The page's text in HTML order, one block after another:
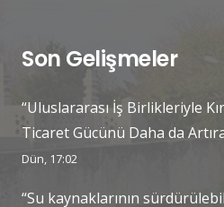
Son Gelişmeler
“Uluslararası İş Birlikleriyle
Ticaret Gücünü Daha da
Dün, 17:02
“Su kaynaklarının